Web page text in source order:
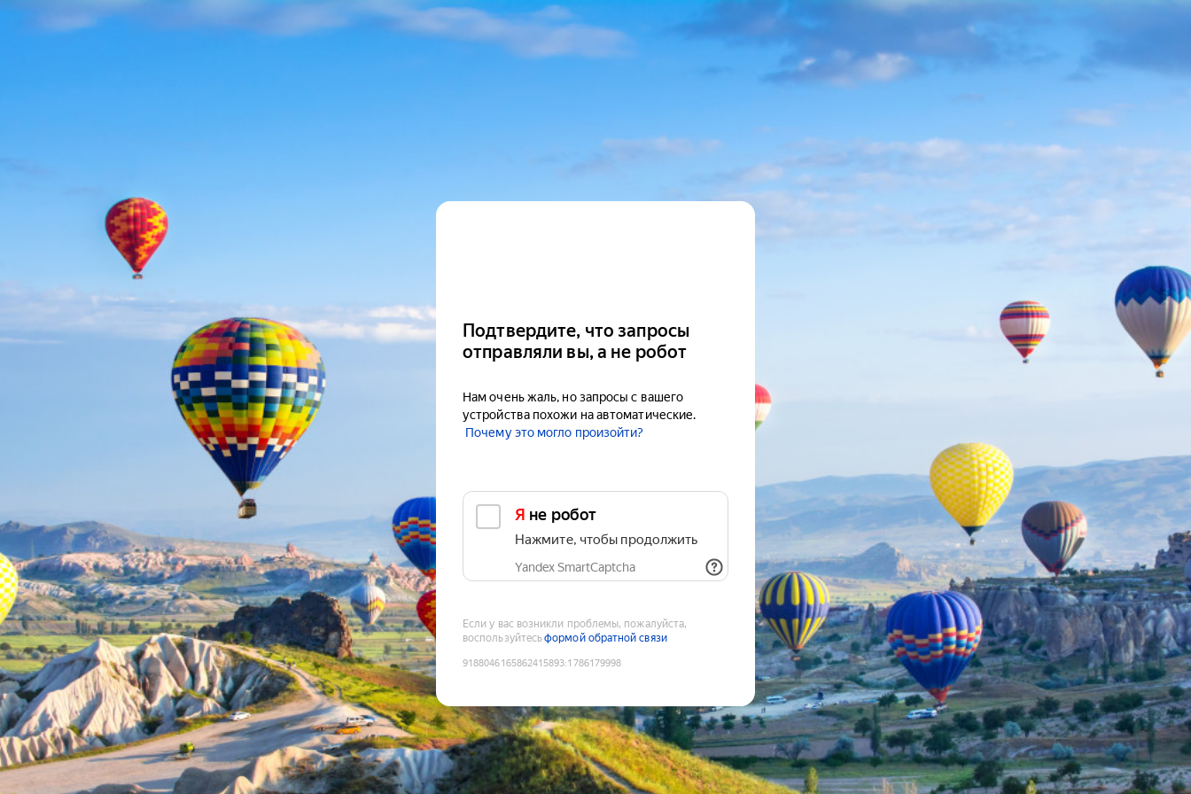
Подтвердите, что запросы
отправляли вы, а не робот
Нам очень жаль, но запросы с вашего
устройства похожи на автоматические.
Почему это могло произойти?
Я не робот
Нажмите, чтобы продолжить
Yandex SmartCaptcha
Если у вас возникли проблемы, пожалуйста,
воспользуйтесьформой обратной связи
9188046165862415893:1786179998